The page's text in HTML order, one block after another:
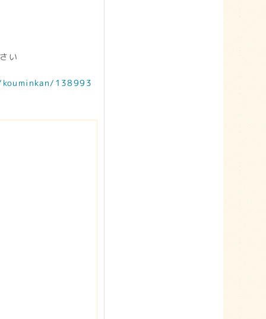
い
138993